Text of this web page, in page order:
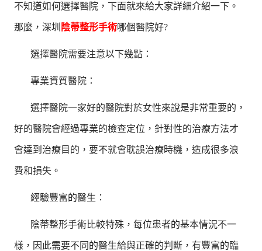
不知道如何選擇醫院，下面就來給大家詳細介紹一下。
那麼，深圳 陰蒂整形手術哪個醫院好?
選擇醫院需要注意以下幾點：
專業資質醫院：
選擇醫院一家好的醫院對於女性來說是非常重要的，
好的醫院會經過專業的檢查定位，針對性的治療方法才
會達到治療目的，要不就會耽誤治療時機，造成很多浪
費和損失。
經驗豐富的醫生：
陰蒂整形手術比較特殊，每位患者的基本情況不一
樣，因此需要不同的醫生給與正確的判斷，有豐富的臨